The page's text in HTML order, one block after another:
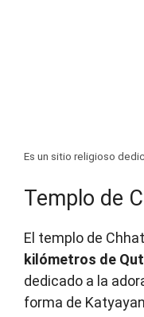
Es un sitio religioso
Templo de
El templo de
kilómetros de
dedicado a la
forma de